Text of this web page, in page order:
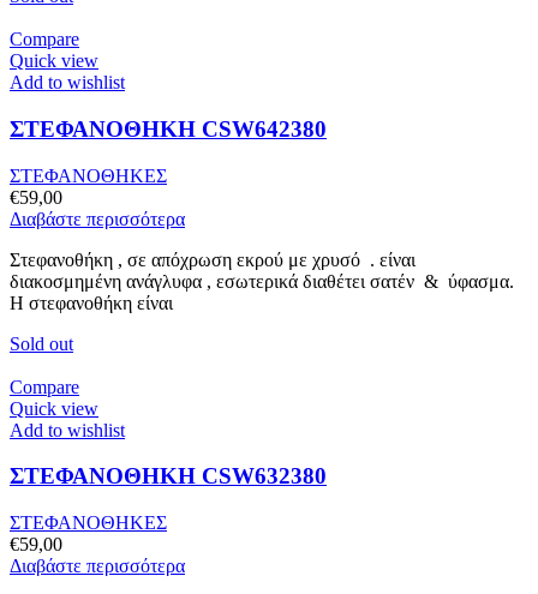
Compare
Quick view
Add to wishlist
ΣΤΕΦΑΝΟΘΗΚΗ CSW642380
ΣΤΕΦΑΝΟΘΗΚΕΣ
€59,00
Διαβάστε περισσότερα
Στεφανοθήκη , σε απόχρωση εκρού με χρυσό . είναι
διακοσμημένη ανάγλυφα , εσωτερικά διαθέτει σατέν & ύφασμα.
Η στεφανοθήκη είναι
Sold out
Compare
Quick view
Add to wishlist
ΣΤΕΦΑΝΟΘΗΚΗ CSW632380
ΣΤΕΦΑΝΟΘΗΚΕΣ
€59,00
Διαβάστε περισσότερα